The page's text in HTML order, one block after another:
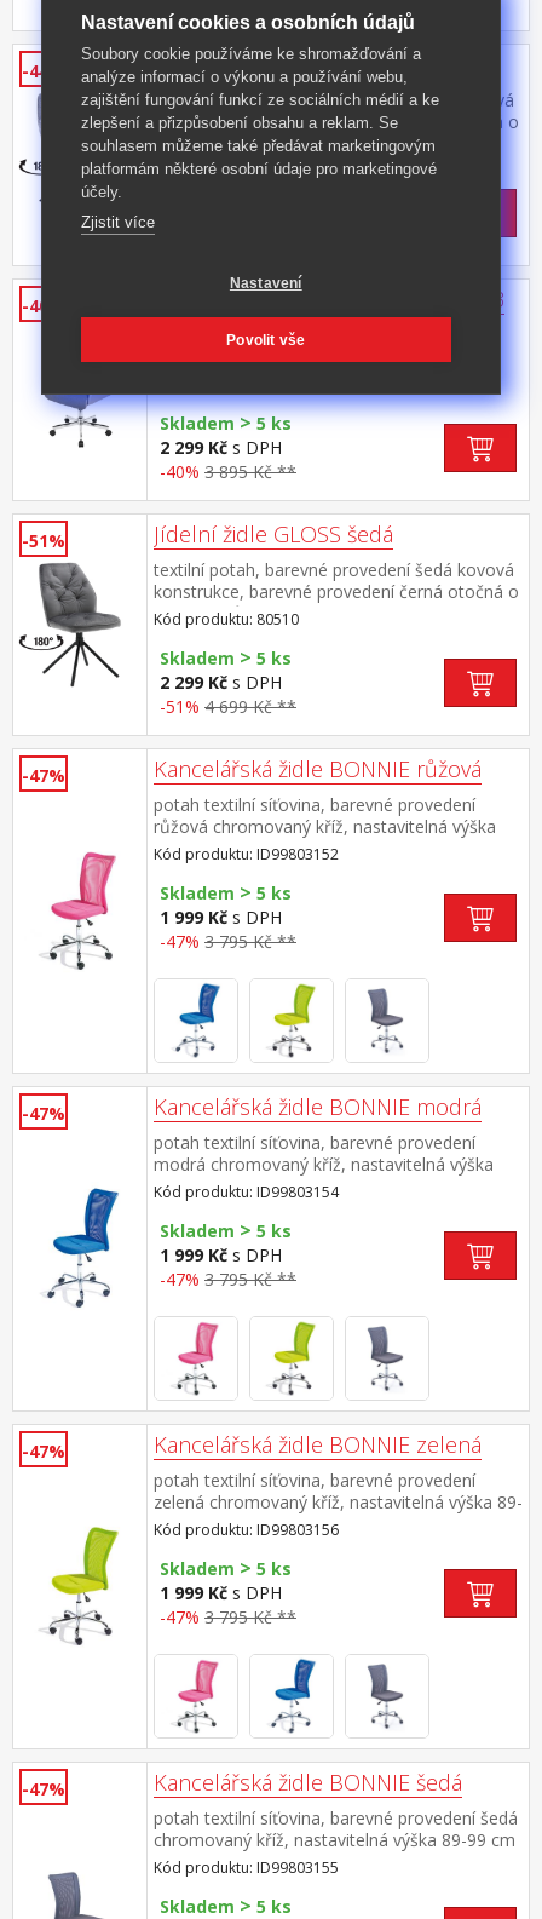
-44% Jídelní židle PERUN šedá
textilní potah, barevné provedení šedá kovová
konstrukce, barevné provedení černá otočná o
180 stupňů výška sedu 50 cm doporučená
nosnost do 120 kg
Kód produktu: 90365
-40% Kancelářské křeslo COMFORT K133
potah kůže – imitace / textilní pletenina,
barevné provedení hnědá / béžová výškově
45 cm houpací mechanismus, kovový
pochromovaný kříž
Skladem>5 ks
2 299 Kč s DPH
-40% 3 895 Kč **
-51% Jídelní židle GLOSS šedá
textilní potah, barevné provedení šedá kovová
konstrukce, barevné provedení černá otočná o
180 stupňů výška sedu 51 cm doporučená
nosnost do 120 kg
Kód produktu: 80510
Skladem > 5 ks
2 299 Kč s DPH
-51% 4 699 Kč **
-47% Kancelářská židle BONNIE růžová
potah textilní síťovina, barevné provedení
růžová chromovaný kříž, nastavitelná výška
89-99 cm
Kód produktu: ID99803152
Skladem > 5 ks
1 999 Kč s DPH
-47% 3 795 Kč **
-47% Kancelářská židle BONNIE modrá
potah textilní síťovina, barevné provedení
modrá chromovaný kříž, nastavitelná výška
89-99 cm
Kód produktu: ID99803154
Skladem > 5 ks
1 999 Kč s DPH
-47% 3 795 Kč **
-47% Kancelářská židle BONNIE zelená
potah textilní síťovina, barevné provedení
zelená chromovaný kříž, nastavitelná výška 89-
99 cm
Kód produktu: ID99803156
Skladem > 5 ks
1 999 Kč s DPH
-47% 3 795 Kč **
-47% Kancelářská židle BONNIE šedá
potah textilní síťovina, barevné provedení šedá
chromovaný kříž, nastavitelná výška 89-99 cm
Kód produktu: ID99803155
Skladem > 5 ks
Nastavení cookies a osobních údajů
Soubory cookie používáme ke shromažďování a
analýze informací o výkonu a používání webu,
zajištění fungování funkcí ze sociálních médií a ke
zlepšení a přizpůsobení obsahu a reklam. Se
souhlasem můžeme také předávat marketingovým
platformám některé osobní údaje pro marketingové
účely.
Zjistit více
Nastavení
Povolit vše